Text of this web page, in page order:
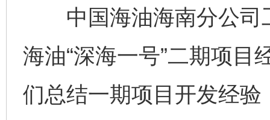
中国海油海南分公司
海油“深海一号”二期项目
们总结一期项目开发经